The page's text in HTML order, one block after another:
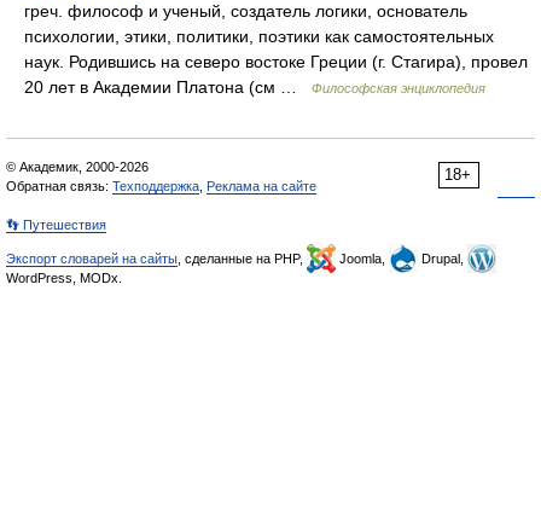
греч. философ и ученый, создатель логики, основатель
психологии, этики, политики, поэтики как самостоятельных
наук. Родившись на северо востоке Греции (г. Стагира), провел
20 лет в Академии Платона (см …
Философская энциклопедия
18+
© Академик, 2000-2026
Обратная связь: Техподдержка Реклама на сайте
👣 Путешествия
Экспорт словарей на сайты , сделанные на PHP, Joomla,
Drupal,
WordPress, MODx.